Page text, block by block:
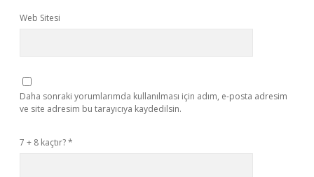
Web Sitesi
Daha sonraki yorumlarımda kullanılması için adım, e-posta adresim
ve site adresim bu tarayıcıya kaydedilsin.
7 + 8 kaçtır?*